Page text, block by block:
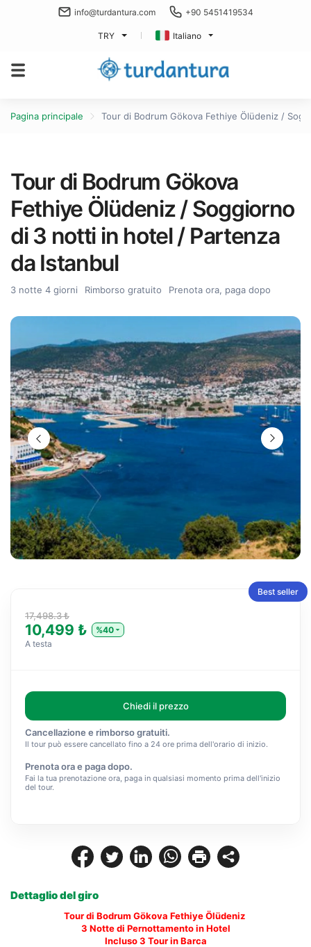
info@turdantura.com +90 5451419534
TRY Italiano
Pagina principale Tour di Bodrum Gökova Fethiye Ölüdeniz /
Dettaglio del giro
Tour di Bodrum Gökova Fethiye Ölüdeniz
3 Notte di Pernottamento in Hotel
Incluso 3 Tour in Barca
Tour di Bodrum Gökova
Fethiye Ölüdeniz / Soggiorno
di 3 notti in hotel / Partenza
da Istanbul
3 notte 4 giorni Rimborso gratuito Prenota ora, paga dopo
Best seller
17,498.3 ₺
10,499 ₺
%40
A testa
Chiedi il prezzo
Cancellazione e rimborso gratuiti.
Il tour può essere cancellato fino a 24 ore prima dell'orario di inizio.
Prenota ora e paga dopo.
Fai la tua prenotazione ora, paga in qualsiasi momento prima dell'inizio
del tour.